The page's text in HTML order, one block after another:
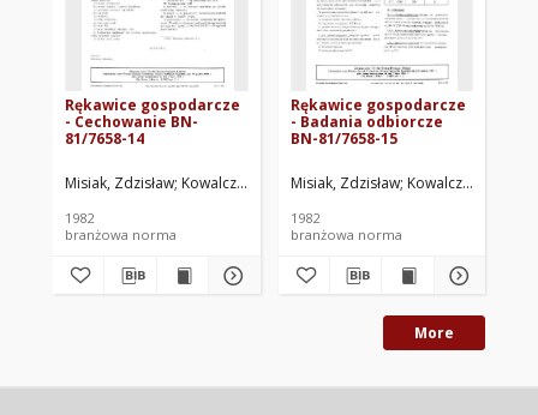
Rękawice gospodarcze
- Cechowanie BN-
81/7658-14
Misiak, Zdzisław Kowalczyk, Hieronim Świątczak, Zdzisław Ośrodek
1982
branżowa norma
Rękawice gospodarcze
- Badania odbiorcze
BN-81/7658-15
Misiak, Zdzisław Kowalczyk,
1982
branżowa norma
More